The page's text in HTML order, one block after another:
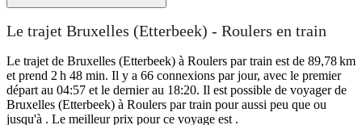
Le trajet Bruxelles (Etterbeek) - Roulers en train
Le trajet de Bruxelles (Etterbeek) à Roulers par train est de 89,78 km
et prend 2 h 48 min. Il y a 66 connexions par jour, avec le premier
départ au 04:57 et le dernier au 18:20. Il est possible de voyager de
Bruxelles (Etterbeek) à Roulers par train pour aussi peu que ou
jusqu'à . Le meilleur prix pour ce voyage est .